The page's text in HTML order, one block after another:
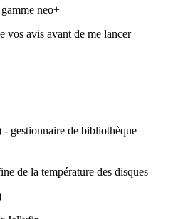
neo+
vos avis avant de me lancer
gestionnaire de bibliothèque
de la température des disques